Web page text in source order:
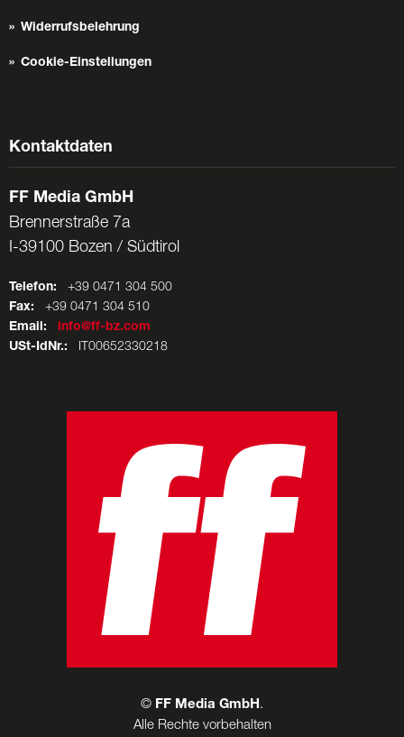
Widerrufsbelehrung
Cookie-Einstellungen
Kontaktdaten
FF Media GmbH
Brennerstraße 7a
I-39100 Bozen / Südtirol
Telefon: +39 0471 304 500
Fax: +39 0471 304 510
Email:
info@ff-bz.com
USt-IdNr.: IT00652330218
© FF Media GmbH .
Alle Rechte vorbehalten